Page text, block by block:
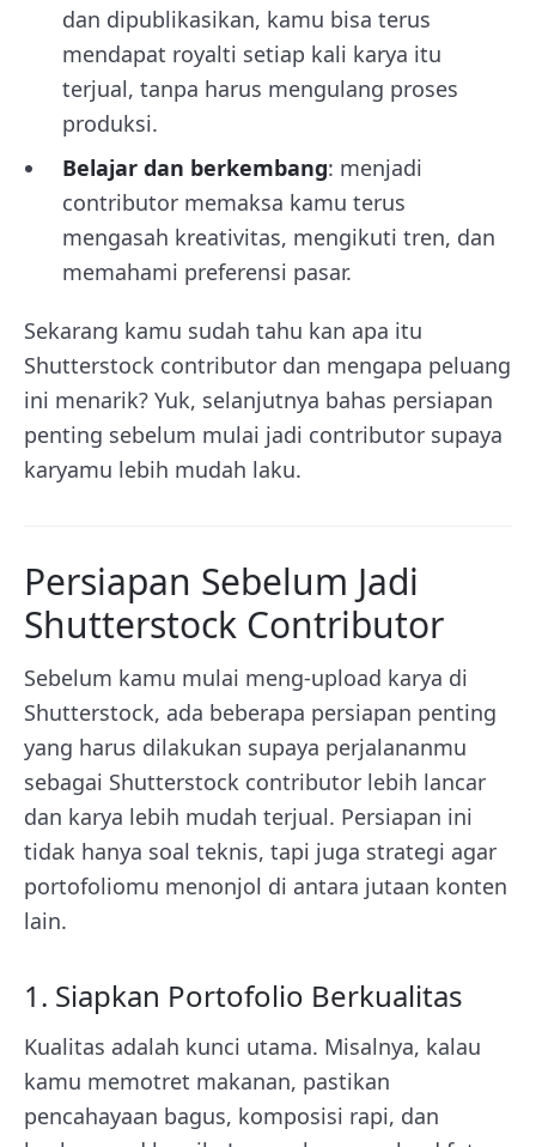
dan dipublikasikan, kamu bisa terus
mendapat royalti setiap kali karya itu
terjual, tanpa harus mengulang proses
produksi.
Belajar dan berkembang: menjadi
contributor memaksa kamu terus
mengasah kreativitas, mengikuti tren, dan
memahami preferensi pasar.
Sekarang kamu sudah tahu kan apa itu
Shutterstock contributor dan mengapa peluang
ini menarik? Yuk, selanjutnya bahas persiapan
penting sebelum mulai jadi contributor supaya
karyamu lebih mudah laku.
Persiapan Sebelum Jadi
Shutterstock Contributor
Sebelum kamu mulai meng-upload karya di
Shutterstock, ada beberapa persiapan penting
yang harus dilakukan supaya perjalananmu
sebagai Shutterstock contributor lebih lancar
dan karya lebih mudah terjual. Persiapan ini
tidak hanya soal teknis, tapi juga strategi agar
portofoliomu menonjol di antara jutaan konten
lain.
1. Siapkan Portofolio Berkualitas
Kualitas adalah kunci utama. Misalnya, kalau
kamu memotret makanan, pastikan
pencahayaan bagus, komposisi rapi, dan